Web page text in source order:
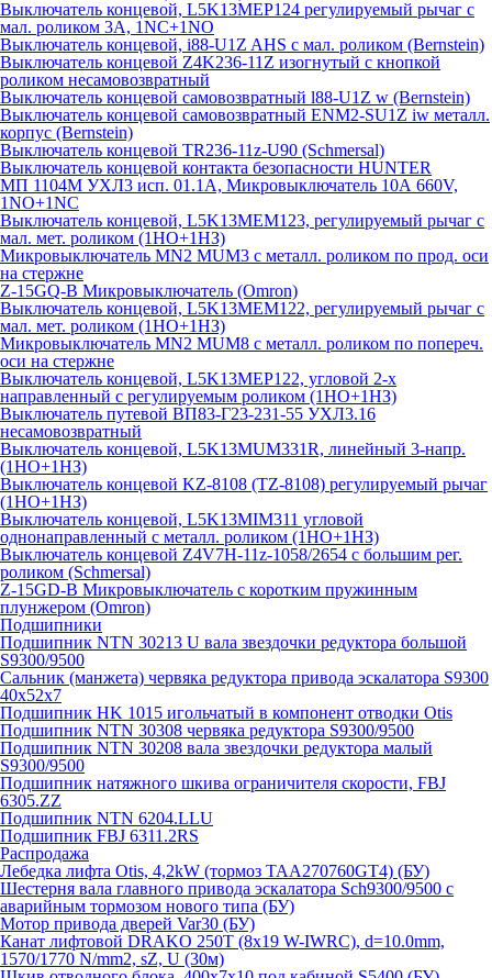
Выключатель концевой, L5K13MEP124 регулируемый рычаг с
мал. роликом 3А, 1NC+1NO
Выключатель концевой, i88-U1Z AHS с мал. роликом (Bernstein)
Выключатель концевой Z4K236-11Z изогнутый с кнопкой
роликом несамовозвратный
Выключатель концевой самовозвратный l88-U1Z w (Bernstein)
Выключатель концевой самовозвратный ENM2-SU1Z iw металл.
корпус (Bernstein)
Выключатель концевой TR236-11z-U90 (Schmersal)
Выключатель концевой контакта безопасности HUNTER
МП 1104М УХЛ3 исп. 01.1А, Микровыключатель 10А 660V,
1NO+1NC
Выключатель концевой, L5K13MEM123, регулируемый рычаг с
мал. мет. роликом (1НО+1НЗ)
Микровыключатель MN2 MUM3 с металл. роликом по прод. оси
на стержне
Z-15GQ-B Микровыключатель (Omron)
Выключатель концевой, L5K13MEM122, регулируемый рычаг с
мал. мет. роликом (1НО+1НЗ)
Микровыключатель MN2 MUM8 с металл. роликом по попереч.
оси на стержне
Выключатель концевой, L5K13MEP122, угловой 2-х
направленный с регулируемым роликом (1НО+1НЗ)
Выключатель путевой ВП83-Г23-231-55 УХЛ3.16
несамовозвратный
Выключатель концевой, L5K13MUM331R, линейный 3-напр.
(1НО+1НЗ)
Выключатель концевой KZ-8108 (TZ-8108) регулируемый рычаг
(1НО+1НЗ)
Выключатель концевой, L5K13MIM311 угловой
однонаправленный с металл. роликом (1НО+1НЗ)
Выключатель концевой Z4V7H-11z-1058/2654 с большим рег.
роликом (Schmersal)
Z-15GD-B Микровыключатель с коротким пружинным
плунжером (Omron)
Подшипники
Подшипник NTN 30213 U вала звездочки редуктора большой
S9300/9500
Сальник (манжета) червяка редуктора привода эскалатора S9300
40х52х7
Подшипник HK 1015 игольчатый в компонент отводки Otis
Подшипник NTN 30308 червяка редуктора S9300/9500
Подшипник NTN 30208 вала звездочки редуктора малый
S9300/9500
Подшипник натяжного шкива ограничителя скорости, FBJ
6305.ZZ
Подшипник NTN 6204.LLU
Подшипник FBJ 6311.2RS
Распродажа
Лебедка лифта Otis, 4,2kW (тормоз TAA270760GT4) (БУ)
Шестерня вала главного привода эскалатора Sch9300/9500 с
аварийным тормозом нового типа (БУ)
Мотор привода дверей Var30 (БУ)
Канат лифтовой DRAKO 250T (8x19 W-IWRC), d=10.0mm,
1570/1770 N/mm2, sZ, U (30м)